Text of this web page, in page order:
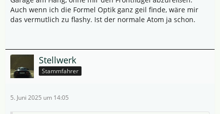
Auch wenn ich die Formel Optik ganz geil finde, wäre mir
das vermutlich zu flashy. Ist der normale Atom ja schon.
Stellwerk
Stammfahrer
5. Juni 2025 um 14:05